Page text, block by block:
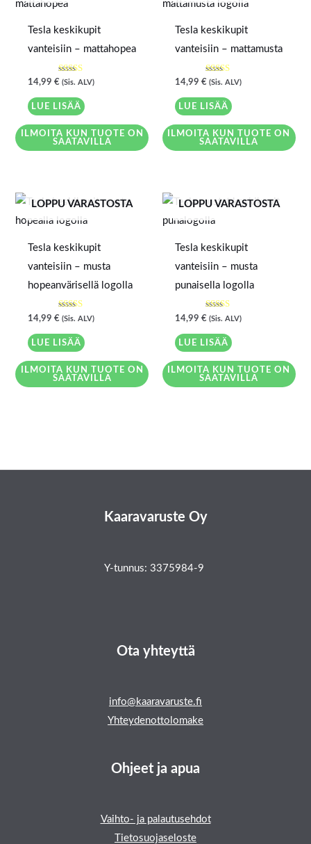
Tesla keskikupit
vanteisiin – mattahopea
Arvostelu
tuotteesta:
4.33
/ 5
14,99 € (Sis. ALV)
LUE LISÄÄ
ILMOITA KUN TUOTE ON
SAATAVILLA
Tesla keskikupit
vanteisiin – mattamusta
Arvostelu
tuotteesta:
5.00
/ 5
14,99 € (Sis. ALV)
LUE LISÄÄ
ILMOITA KUN TUOTE ON
SAATAVILLA
LOPPU VARASTOSTA
Tesla keskikupit
vanteisiin – musta
hopeanvärisellä logolla
Arvostelu
tuotteesta:
4.67
/ 5
14,99 € (Sis. ALV)
LUE LISÄÄ
ILMOITA KUN TUOTE ON
SAATAVILLA
LOPPU VARASTOSTA
Tesla keskikupit
vanteisiin – musta
punaisella logolla
Arvostelu
tuotteesta:
5.00
/ 5
14,99 € (Sis. ALV)
LUE LISÄÄ
ILMOITA KUN TUOTE ON
SAATAVILLA
Kaaravaruste Oy
Y-tunnus: 3375984-9
Ota yhteyttä
info@kaaravaruste.fi
Yhteydenottolomake
Ohjeet ja apua
Vaihto- ja palautusehdot
Tietosuojaseloste